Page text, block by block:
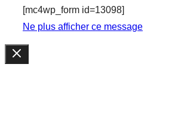
[mc4wp_form id=13098]
Ne plus afficher ce message